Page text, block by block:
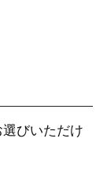
びいただけ